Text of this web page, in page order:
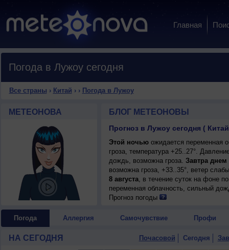
Главная
Погода в Лужоу сегодня
Все страны › Китай › › Погода в Лужоу
МЕТЕОНОВА БЛОГ МЕТЕОНОВЫ
Прогноз в Лужоу сегодня (
Этой ночьюожидается переменная
гроза, температура +25..27°.
дождь, возможна гроза. Завтра днем
возможна гроза, +33..35°, ветер
8 августа, в течение суток на фоне
переменная облачность, сильный
+32..34°, ветер слабый.
Прогноз погоды
Погода Аллергия Самочувствие Профи
НА СЕГОДНЯ Почасовой Сегодня